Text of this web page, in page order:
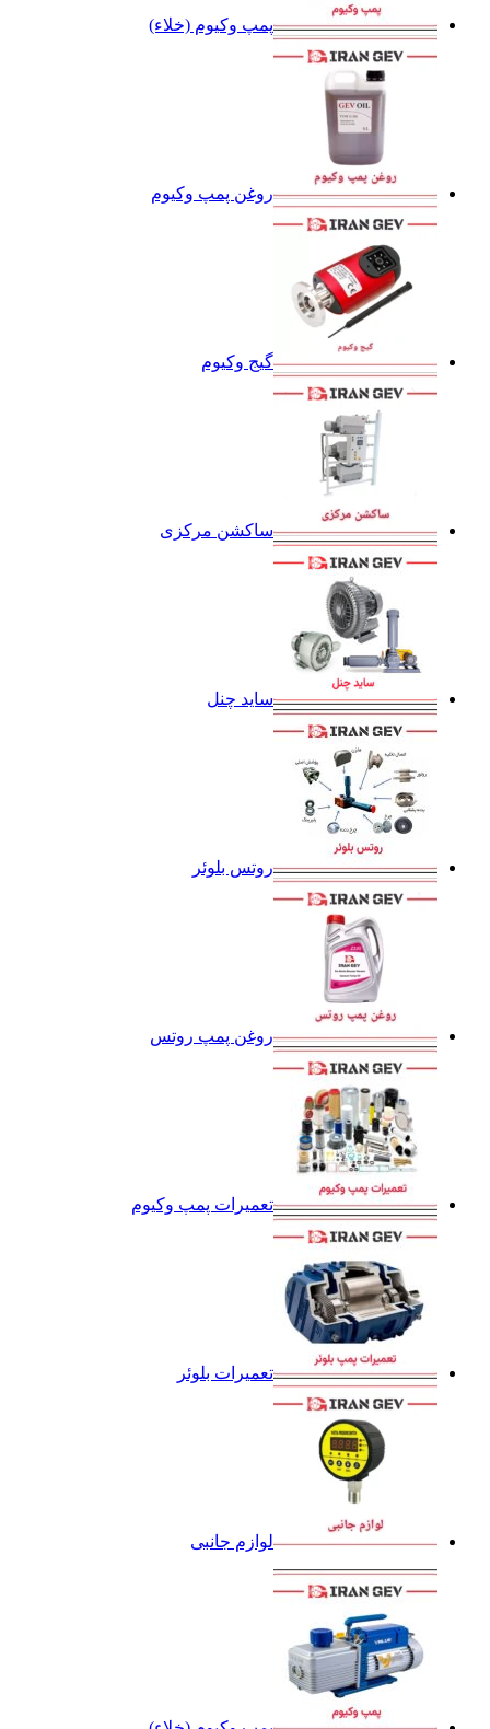
پمپ وکیوم (خلاء)
روغن پمپ وکیوم
گیج وکیوم
ساکشن مرکزی
ساید چنل
روتس بلوئر
روغن پمپ روتس
تعمیرات پمپ وکیوم
تعمیرات بلوئر
لوازم جانبی